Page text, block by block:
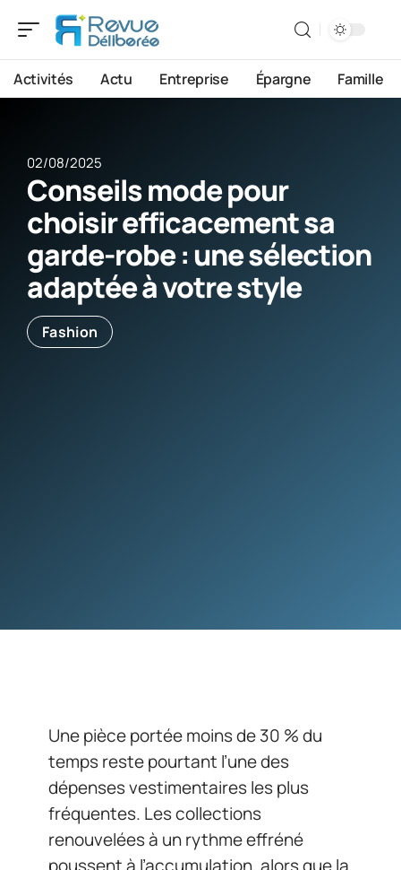
Activités Actu Entreprise Épargne Famille
02/08/2025
Conseils mode pour
choisir efficacement sa
garde-robe : une sélection
adaptée à votre style
Fashion
Une pièce portée moins de 30 % du
temps reste pourtant l’une des
dépenses vestimentaires les plus
fréquentes. Les collections
renouvelées à un rythme effréné